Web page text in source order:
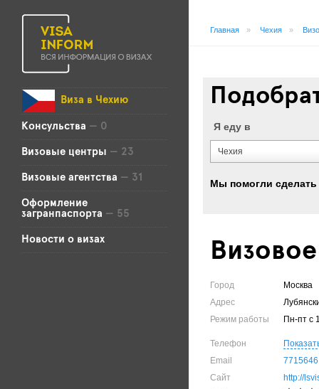
Виза в Чехию
Консульства — 0
Визовые центры — 23
Визовые агентства — 31
Оформление
загранпаспорта — 55
Новости о визах
Главная » Чехия »
Я еду в
Чехия
Мы помогли
Город
Москва
Адрес
Режим работы
Пн-пт c
Телефон
Email
Сайт
http://